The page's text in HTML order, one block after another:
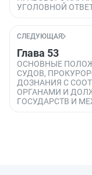
УГОЛОВНОЙ
СЛЕДУЮЩАЯ
Глава 53
ОСНОВНЫЕ
СУДОВ,
ДОЗНАНИЯ С
ОРГАНАМИ И
ГОСУДАРСТВ И